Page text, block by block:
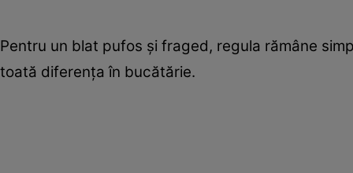
Pentru un blat pufos și fraged, regula rămâne
toată diferența în bucătărie.